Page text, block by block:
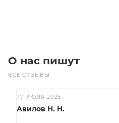
О нас пишут
ВСЕ ОТЗЫВЫ
17 ИЮЛЯ 2025
Авилов Н. Н.